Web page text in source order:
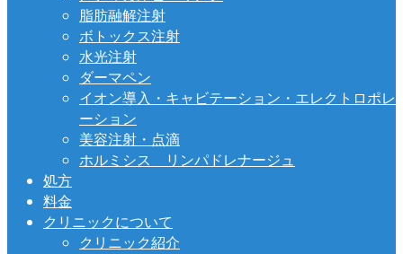
脂肪融解注射
ボトックス注射
水光注射
ダーマペン
イオン導入・キャビテーション・エレクトロポレ
ーション
美容注射・点滴
ホルミシス リンパドレナージュ
処方
料金
クリニックについて
クリニック紹介